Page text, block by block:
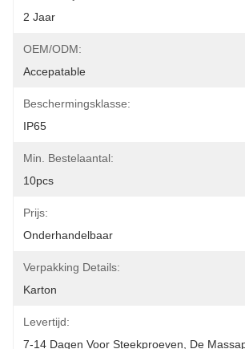
2 Jaar
OEM/ODM:
Accepatable
Beschermingsklasse:
IP65
Min. Bestelaantal:
10pcs
Prijs:
Onderhandelbaar
Verpakking Details:
Karton
Levertijd:
7-14 Dagen Voor Steekproeven, De